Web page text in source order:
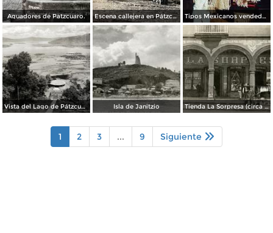
Aguadores de Patzcuaro. Escena callejera en Pátzcuaro, Michoacán. Tipos Mexicanos vendedor de Zarapes Pátzcuaro, Michoacán 1954.
Vista del Lago de Pátzcuaro Isla de Janitzio Tienda La Sorpresa (circa 1908)
1 2 3 ... 9 Siguiente